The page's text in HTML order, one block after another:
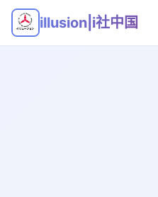
illusion|i社中国